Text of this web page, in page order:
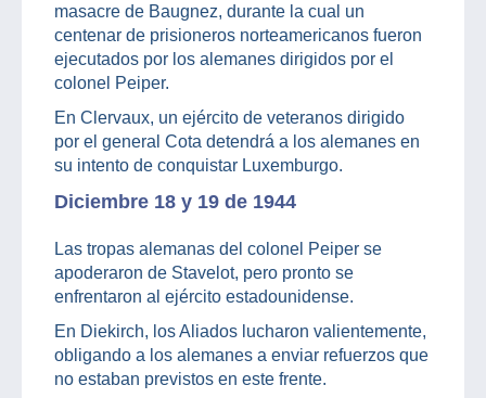
masacre de Baugnez, durante la cual un
centenar de prisioneros norteamericanos fueron
ejecutados por los alemanes dirigidos por el
colonel Peiper.
En Clervaux, un ejército de veteranos dirigido
por el general Cota detendrá a los alemanes en
su intento de conquistar Luxemburgo.
Diciembre 18 y 19 de 1944
Las tropas alemanas del colonel Peiper se
apoderaron de Stavelot, pero pronto se
enfrentaron al ejército estadounidense.
En Diekirch, los Aliados lucharon valientemente,
obligando a los alemanes a enviar refuerzos que
no estaban previstos en este frente.